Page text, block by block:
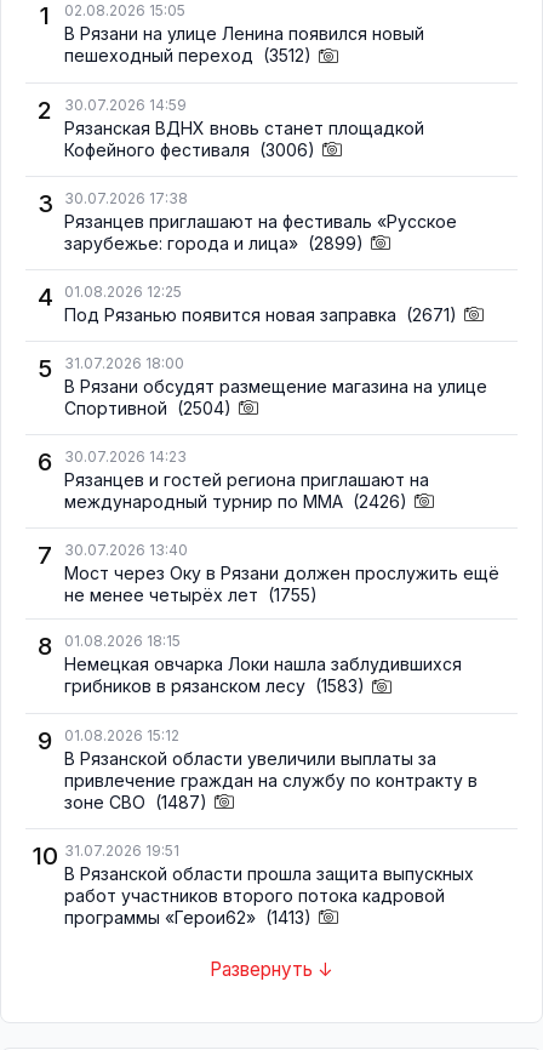
1
02.08.2026 15:05
В Рязани на улице Ленина появился новый
пешеходный переход (3512)
2 30.07.2026 14:59
Рязанская ВДНХ вновь станет площадкой
Кофейного фестиваля (3006)
3 30.07.2026 17:38
Рязанцев приглашают на фестиваль «Русское
зарубежье: города и лица» (2899)
4 01.08.2026 12:25
Под Рязанью появится новая заправка (2671)
5 31.07.2026 18:00
В Рязани обсудят размещение магазина на улице
Спортивной (2504)
6 30.07.2026 14:23
Рязанцев и гостей региона приглашают на
международный турнир по ММА (2426)
7 30.07.2026 13:40
Мост через Оку в Рязани должен прослужить ещё
не менее четырёх лет (1755)
8 01.08.2026 18:15
Немецкая овчарка Локи нашла заблудившихся
грибников в рязанском лесу (1583)
9 01.08.2026 15:12
В Рязанской области увеличили выплаты за
привлечение граждан на службу по контракту в
зоне СВО (1487)
10 31.07.2026 19:51
В Рязанской области прошла защита выпускных
работ участников второго потока кадровой
программы «Герои62» (1413)
Развернуть ↓